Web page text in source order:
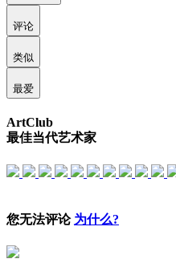
评论
类似
最爱
ArtClub
最佳当代艺术家
您无法评论 为什么?